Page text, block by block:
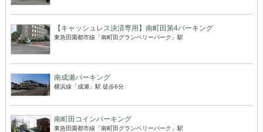
【キャッシュレス決済専用】南町田第4パーキング
東急田園都市線「南町田グランベリーパーク」駅
南成瀬パーキング
横浜線「成瀬」駅 徒歩6分
南町田コインパーキング
東急田園都市線「南町田グランベリーパーク」駅